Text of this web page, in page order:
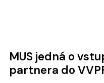
MUS jedná o vstupu strategického
partnera do